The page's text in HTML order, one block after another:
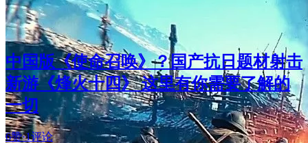
中国版《使命召唤》？国产抗日题材射击
新游《烽火十四》 这里有你需要了解的
一切
6赞·1评论